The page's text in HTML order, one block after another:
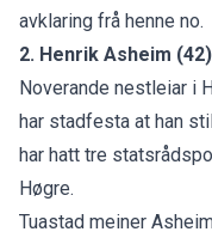
avklaring frå henne no.
2. Henrik Asheim (42)
Noverande nestleiar i
har stadfesta at han
har hatt tre
Høgre.
Tuastad meiner